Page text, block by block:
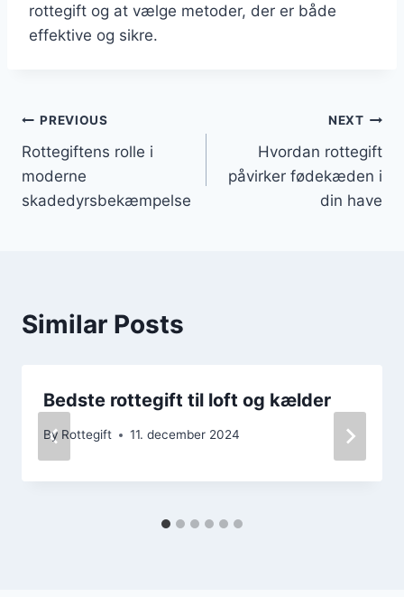
rottegift og at vælge metoder, der er både
effektive og sikre.
Indlægsnavigation
PREVIOUS
Rottegiftens rolle i
moderne
skadedyrsbekæmpelse
NEXT
Hvordan rottegift
påvirker fødekæden i
din have
Similar Posts
Bedste rottegift til loft og kælder
By Rottegift 11. december 2024